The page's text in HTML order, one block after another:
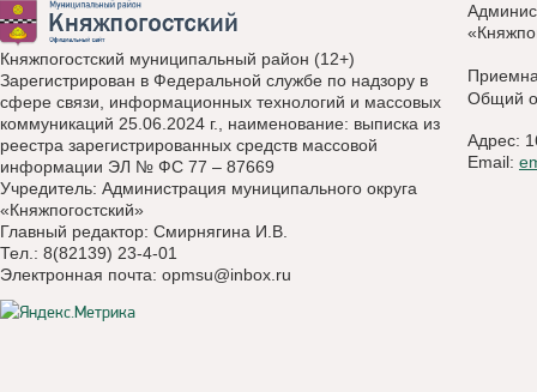
Княжпогостский муниципальный район (12+)
Зарегистрирован в Федеральной службе по надзору в
сфере связи, информационных технологий и массовых
коммуникаций 25.06.2024 г., наименование: выписка из
реестра зарегистрированных средств массовой
информации ЭЛ № ФС 77 – 87669
Учредитель: Администрация муниципального округа
«Княжпогостский»
Главный редактор: Смирнягина И.В.
Тел.: 8(82139) 23-4-01
Электронная почта: opmsu@inbox.ru
Общий
Адрес:
Email: